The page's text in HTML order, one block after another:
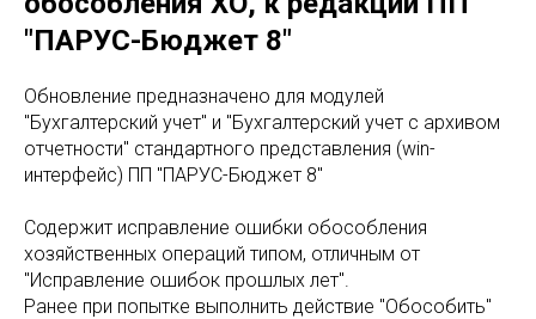
"ПАРУС-Бюджет 8"
Обновление предназначено для модулей
"Бухгалтерский учет" и "Бухгалтерский учет с архивом
отчетности" стандартного представления (win-
интерфейс) ПП "ПАРУС-Бюджет 8"
Содержит исправление ошибки обособления
хозяйственных операций типом, отличным от
"Исправление ошибок прошлых лет".
Ранее при попытке выполнить действие "Обособить"